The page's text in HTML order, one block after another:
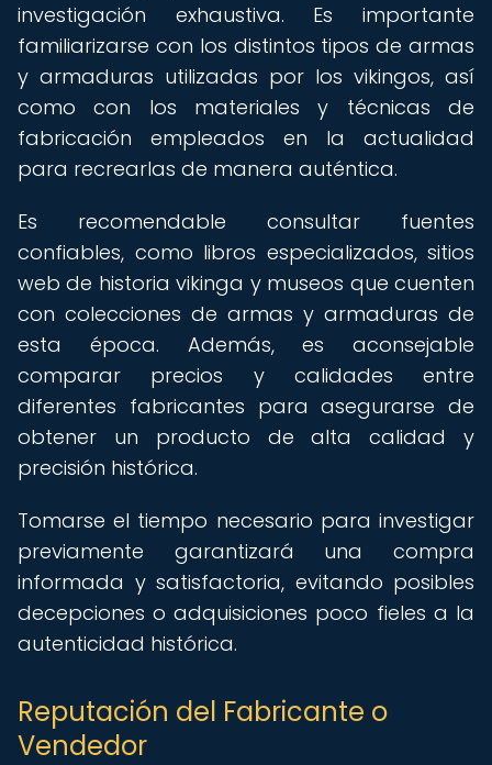
investigación exhaustiva. Es importante
familiarizarse con los distintos tipos de armas
y armaduras utilizadas por los vikingos, así
como con los materiales y técnicas de
fabricación empleados en la actualidad
para recrearlas de manera auténtica.
Es recomendable consultar fuentes
confiables, como libros especializados, sitios
web de historia vikinga y museos que cuenten
con colecciones de armas y armaduras de
esta época. Además, es aconsejable
comparar precios y calidades entre
diferentes fabricantes para asegurarse de
obtener un producto de alta calidad y
precisión histórica.
Tomarse el tiempo necesario para investigar
previamente garantizará una compra
informada y satisfactoria, evitando posibles
decepciones o adquisiciones poco fieles a la
autenticidad histórica.
Reputación del Fabricante o
Vendedor